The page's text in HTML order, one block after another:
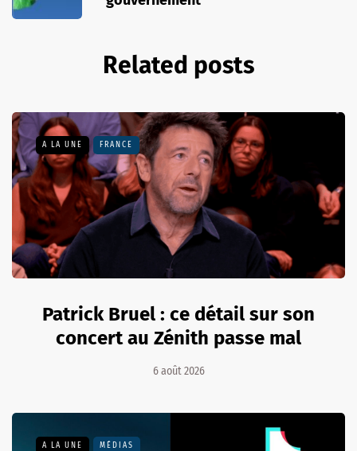
Related posts
A LA UNE FRANCE
Patrick Bruel : ce détail sur son
concert au Zénith passe mal
6 août 2026
A LA UNE MÉDIAS